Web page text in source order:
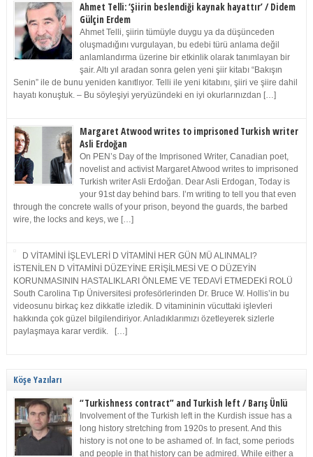
Ahmet Telli: ‘Şiirin beslendiği kaynak hayattır’ / Didem
Gülçin Erdem
Ahmet Telli, şiirin tümüyle duygu ya da düşünceden
oluşmadığını vurgulayan, bu edebi türü anlama değil
anlamlandırma üzerine bir etkinlik olarak tanımlayan bir
şair. Altı yıl aradan sonra gelen yeni şiir kitabı “Bakışın
Senin” ile de bunu yeniden kanıtlıyor. Telli ile yeni kitabını, şiiri ve şiire dahil
hayatı konuştuk. – Bu söyleşiyi yeryüzündeki en iyi okurlarınızdan […]
Margaret Atwood writes to imprisoned Turkish writer
Asli Erdoğan
On PEN’s Day of the Imprisoned Writer, Canadian poet,
novelist and activist Margaret Atwood writes to imprisoned
Turkish writer Asli Erdoğan. Dear Asli Erdogan, Today is
your 91st day behind bars. I’m writing to tell you that even
through the concrete walls of your prison, beyond the guards, the barbed
wire, the locks and keys, we […]
D VİTAMİNİ İŞLEVLERİ D VİTAMİNİ HER GÜN MÜ ALINMALI?
İSTENİLEN D VİTAMİNİ DÜZEYİNE ERİŞİLMESİ VE O DÜZEYİN
KORUNMASININ HASTALIKLARI ÖNLEME VE TEDAVİ ETMEDEKİ ROLÜ
South Carolina Tıp Üniversitesi profesörlerinden Dr. Bruce W. Hollis’in bu
videosunu birkaç kez dikkatle izledik. D vitamininin vücuttaki işlevleri
hakkında çok güzel bilgilendiriyor. Anladıklarımızı özetleyerek sizlerle
paylaşmaya karar verdik. […]
Köşe Yazıları
“Turkishness contract” and Turkish left / Barış Ünlü
Involvement of the Turkish left in the Kurdish issue has a
long history stretching from 1920s to present. And this
history is not one to be ashamed of. In fact, some periods
and people in that history can be admired. While either a